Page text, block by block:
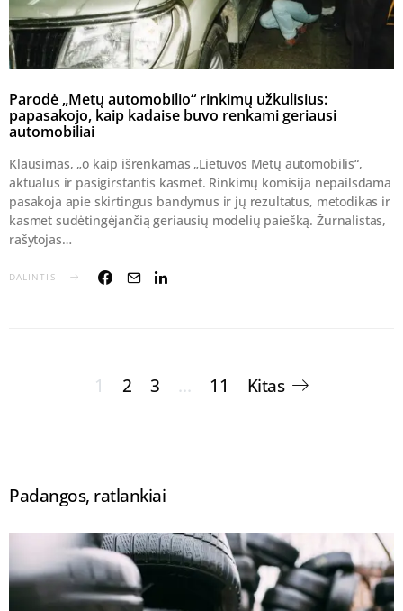
Parodė „Metų automobilio“ rinkimų užkulisius:
papasakojo, kaip kadaise buvo renkami geriausi
automobiliai
Klausimas, „o kaip išrenkamas „Lietuvos Metų automobilis“,
aktualus ir pasigirstantis kasmet. Rinkimų komisija nepailsdama
pasakoja apie skirtingus bandymus ir jų rezultatus, metodikas ir
kasmet sudėtingėjančią geriausių modelių paiešką. Žurnalistas,
rašytojas…
DALINTIS
Įrašų
puslapiavimas
1 2 3 … 11 Kitas
Padangos, ratlankiai